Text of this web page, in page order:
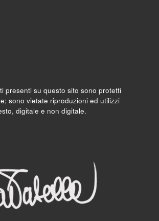
presenti su questo sito sono protetti
sono vietate riproduzioni ed utilizzi
digitale e non digitale.